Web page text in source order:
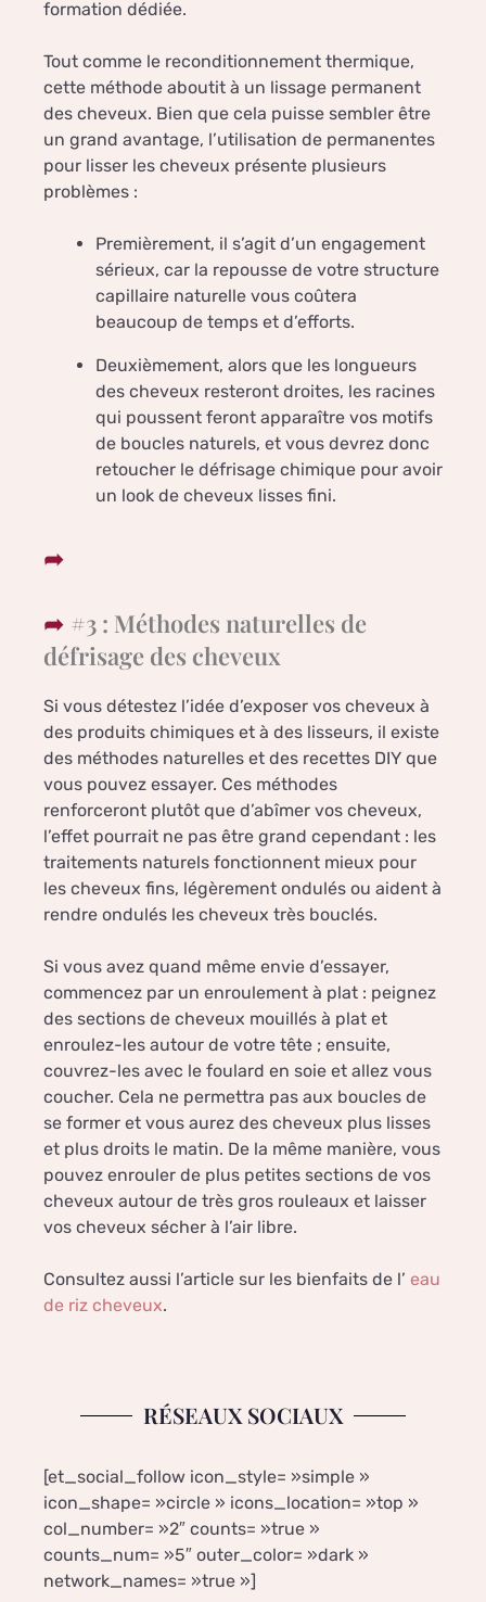
formation dédiée.
Tout comme le reconditionnement thermique,
cette méthode aboutit à un lissage permanent
des cheveux. Bien que cela puisse sembler être
un grand avantage, l’utilisation de permanentes
pour lisser les cheveux présente plusieurs
problèmes :
Premièrement, il s’agit d’un engagement
sérieux, car la repousse de votre structure
capillaire naturelle vous coûtera
beaucoup de temps et d’efforts.
Deuxièmement, alors que les longueurs
des cheveux resteront droites, les racines
qui poussent feront apparaître vos motifs
de boucles naturels, et vous devrez donc
retoucher le défrisage chimique pour avoir
un look de cheveux lisses fini.
#3 : Méthodes naturelles de
défrisage des cheveux
Si vous détestez l’idée d’exposer vos cheveux à
des produits chimiques et à des lisseurs, il existe
des méthodes naturelles et des recettes DIY que
vous pouvez essayer. Ces méthodes
renforceront plutôt que d’abîmer vos cheveux,
l’effet pourrait ne pas être grand cependant : les
traitements naturels fonctionnent mieux pour
les cheveux fins, légèrement ondulés ou aident à
rendre ondulés les cheveux très bouclés.
Si vous avez quand même envie d’essayer,
commencez par un enroulement à plat : peignez
des sections de cheveux mouillés à plat et
enroulez-les autour de votre tête ; ensuite,
couvrez-les avec le foulard en soie et allez vous
coucher. Cela ne permettra pas aux boucles de
se former et vous aurez des cheveux plus lisses
et plus droits le matin. De la même manière, vous
pouvez enrouler de plus petites sections de vos
cheveux autour de très gros rouleaux et laisser
vos cheveux sécher à l’air libre.
Consultez aussi l’article sur les bienfaits de l’ eau
de riz cheveux.
RÉSEAUX SOCIAUX
[et_social_follow icon_style= »simple »
icon_shape= »circle » icons_location= »top »
col_number= »2″ counts= »true »
counts_num= »5″ outer_color= »dark »
network_names= »true »]